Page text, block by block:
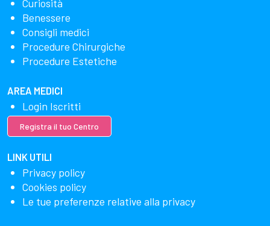
Curiosità
Benessere
Consigli medici
Procedure Chirurgiche
Procedure Estetiche
AREA MEDICI
Login Iscritti
Registra il tuo Centro
LINK UTILI
Privacy policy
Cookies policy
Le tue preferenze relative alla privacy